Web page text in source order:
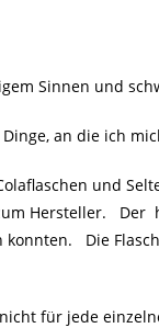
Sinnen und
an die ich
und
Hersteller. Der
Die
für jede